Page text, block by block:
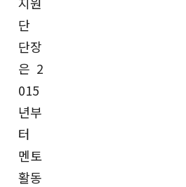
단
단장
은 2
015
년부
터
멘토
활동